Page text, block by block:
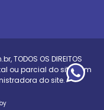
, TODOS OS DIREITOS
ou parcial do site, sem
do site.